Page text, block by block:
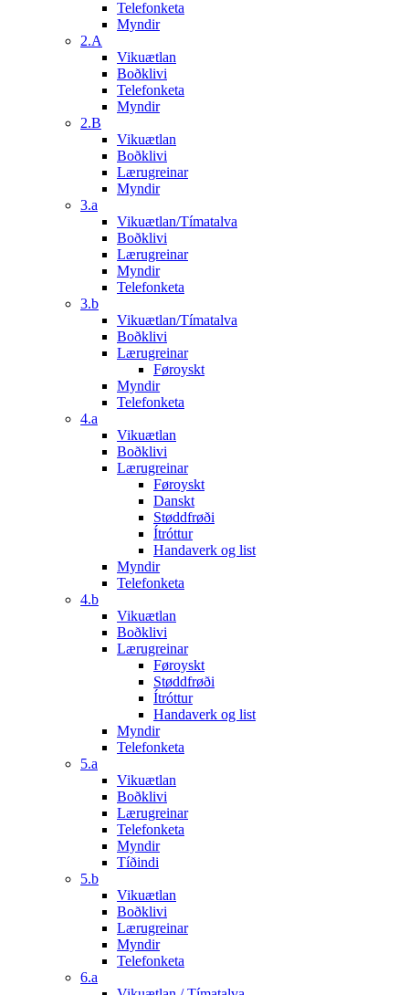
Telefonketa
Myndir
2.A
Vikuætlan
Boðklivi
Telefonketa
Myndir
2.B
Vikuætlan
Boðklivi
Lærugreinar
Myndir
3.a
Vikuætlan/Tímatalva
Boðklivi
Lærugreinar
Myndir
Telefonketa
3.b
Vikuætlan/Tímatalva
Boðklivi
Lærugreinar
Føroyskt
Myndir
Telefonketa
4.a
Vikuætlan
Boðklivi
Lærugreinar
Føroyskt
Danskt
Støddfrøði
Ítróttur
Handaverk og list
Myndir
Telefonketa
4.b
Vikuætlan
Boðklivi
Lærugreinar
Føroyskt
Støddfrøði
Ítróttur
Handaverk og list
Myndir
Telefonketa
5.a
Vikuætlan
Boðklivi
Lærugreinar
Telefonketa
Myndir
Tíðindi
5.b
Vikuætlan
Boðklivi
Lærugreinar
Myndir
Telefonketa
6.a